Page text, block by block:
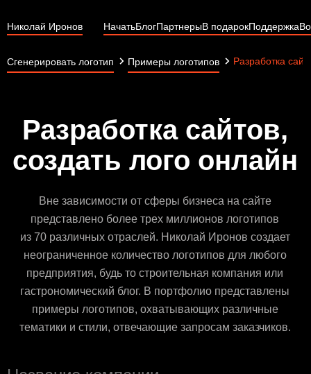
Николай Иронов НачатьБлогПартнерыВ подарокПоддержка
Сгенерировать логотип Примеры логотипов Разработка
Разработка сайтов,
создать лого онлайн
Вне зависимости от сферы бизнеса на сайте
представлено более трех миллионов логотипов
из 70 различных отраслей. Николай Иронов создает
неограниченное количество логотипов для любого
предприятия, будь то строительная компания или
гастрономический блог. В портфолио представлены
примеры логотипов, охватывающих различные
тематики и стили, отвечающие запросам заказчиков.